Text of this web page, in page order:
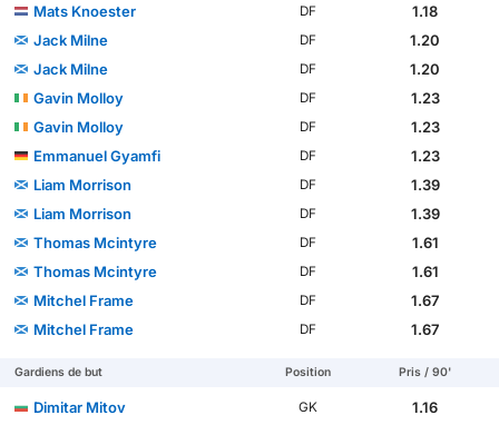
Mats Knoester
DF
1.18
Jack Milne
DF
1.20
Jack Milne
DF
1.20
Gavin Molloy
DF
1.23
Gavin Molloy
DF
1.23
Emmanuel Gyamfi
DF
1.23
Liam Morrison
DF
1.39
Liam Morrison
DF
1.39
Thomas Mcintyre
DF
1.61
Thomas Mcintyre
DF
1.61
Mitchel Frame
DF
1.67
Mitchel Frame
DF 1.67
Gardiens de but Position Pris / 90'
Dimitar Mitov GK
1.16